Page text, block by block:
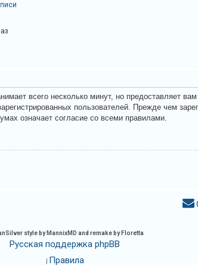
всего несколько минут, но предоставляет
пользователей. Прежде чем
означает согласие со всеми правилами.
style by MannixMD and remake by Floretta
Русская поддержка phpBB
Правила